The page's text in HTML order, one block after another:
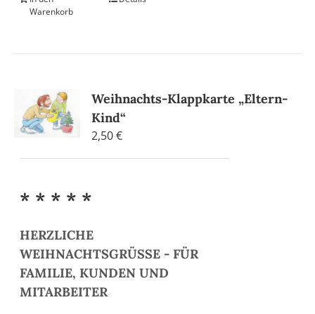
Warenkorb
Weihnachts-Klappkarte „Eltern-
Kind“
2,50€
* * * * *
HERZLICHE
WEIHNACHTSGRÜSSE - FÜR
FAMILIE, KUNDEN UND
MITARBEITER